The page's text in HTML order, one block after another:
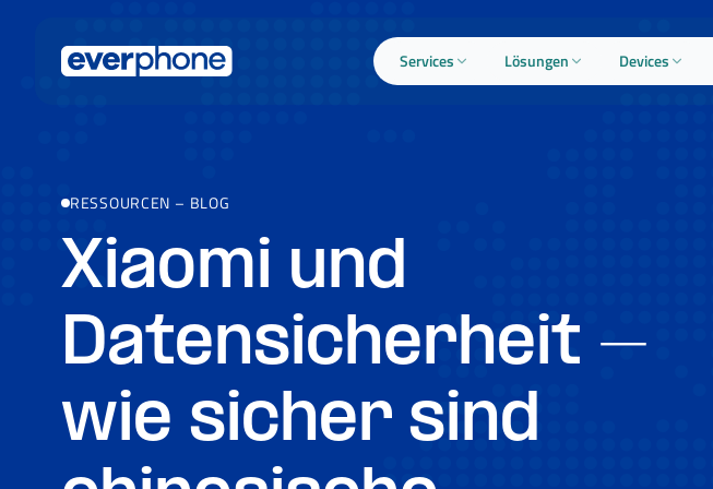
Services Lösungen Devices
RESSOURCEN – BLOG
Xiaomi und
Datensicherheit –
wie sicher sind